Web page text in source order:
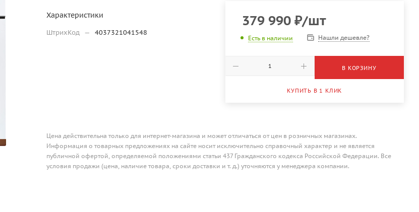
Характеристики
ШтрихКод — 4037321041548
379 990₽/шт
Есть в наличии Нашли дешевле?
В КОРЗИНУ
КУПИТЬ В 1 КЛИК
Цена действительна только для интернет-магазина и может отличаться от цен в розничных магазинах.
Информация о товарных предложениях на сайте носит исключительно справочный характер и не является
публичной офертой, определяемой положениями статьи 437 Гражданского кодекса Российской Федерации. Все
условия продажи (цена, наличие товара, сроки доставки и т. д.) уточняются у менеджера компании.